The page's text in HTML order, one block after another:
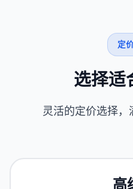
定
选择适
灵活的定价选择
高